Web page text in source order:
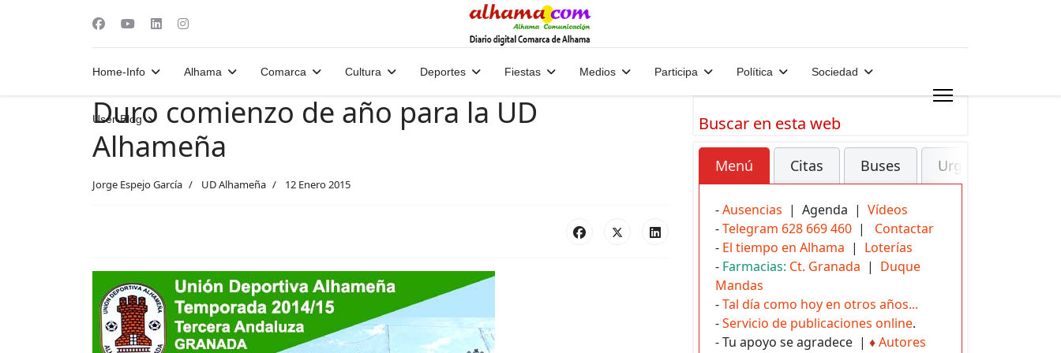
Home-Info Alhama Comarca Cultura Deportes Fiestas Medios Participa Política Sociedad
User-Blog
Duro comienzo de año para la UD
Alhameña
Jorge Espejo García UD Alhameña 12 Enero 2015
Buscar en esta web
Menú Citas Buses Urgencias
-Ausencias | Agenda | Vídeos
-Telegram 628 669 460 | Contactar
- El tiempo en Alhama | Loterías
- Farmacias: Ct. Granada | Duque
Mandas
-Tal día como hoy en otros años...
-Servicio de publicaciones online.
- Tu apoyo se agradece | ♦Autores